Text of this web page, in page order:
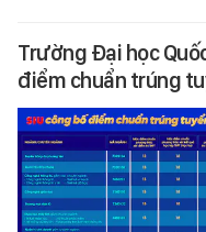
Trường Đại học
điểm chuẩn trúng